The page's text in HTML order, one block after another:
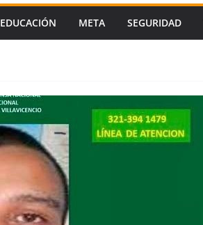
EDUCACIÓN META SEGURIDAD